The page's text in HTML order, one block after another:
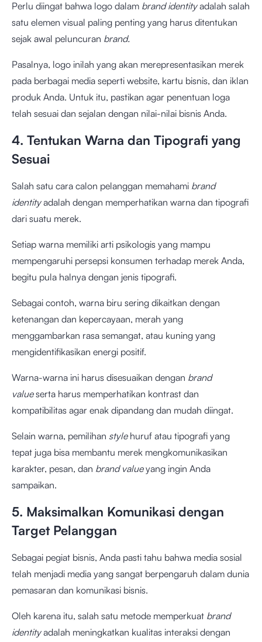
Perlu diingat bahwa logo dalam brand identityadalah salah
satu elemen visual paling penting yang harus ditentukan
sejak awal peluncuran brand.
Pasalnya, logo inilah yang akan merepresentasikan merek
pada berbagai media seperti website, kartu bisnis, dan iklan
produk Anda. Untuk itu, pastikan agar penentuan loga
telah sesuai dan sejalan dengan nilai-nilai bisnis Anda.
4. Tentukan Warna dan Tipografi yang
Sesuai
Salah satu cara calon pelanggan memahami brand
identityadalah dengan memperhatikan warna dan tipografi
dari suatu merek.
Setiap warna memiliki arti psikologis yang mampu
mempengaruhi persepsi konsumen terhadap merek Anda,
begitu pula halnya dengan jenis tipografi.
Sebagai contoh, warna biru sering dikaitkan dengan
ketenangan dan kepercayaan, merah yang
menggambarkan rasa semangat, atau kuning yang
mengidentifikasikan energi positif.
Warna-warna ini harus disesuaikan dengan brand
valueserta harus memperhatikan kontrast dan
kompatibilitas agar enak dipandang dan mudah diingat.
Selain warna, pemilihan style huruf atau tipografi yang
tepat juga bisa membantu merek mengkomunikasikan
karakter, pesan, dan brand valueyang ingin Anda
sampaikan.
5. Maksimalkan Komunikasi dengan
Target Pelanggan
Sebagai pegiat bisnis, Anda pasti tahu bahwa media sosial
telah menjadi media yang sangat berpengaruh dalam dunia
pemasaran dan komunikasi bisnis.
Oleh karena itu, salah satu metode memperkuat brand
identityadalah meningkatkan kualitas interaksi dengan